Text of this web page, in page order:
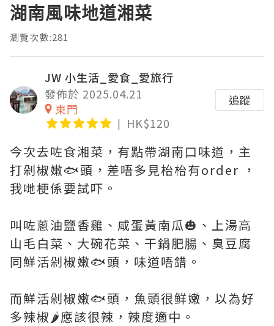
湖南風味地道湘菜
瀏覽次數:281
JW 小生活_愛食_愛旅行
發佈於 2025.04.21
東門
HK$120
追蹤
今次去咗食湘菜，有點帶湖南口味道，主
打剁椒嫩🐟頭，差唔多見枱枱有order ，
我哋梗係要試吓。
叫咗蔥油鹽香雞、咸蛋黃南瓜🎃、上湯高
山毛白菜、大碗花菜、干鍋肥腸、臭豆腐
同鮮活剁椒嫩🐟頭，味道唔錯。
而鮮活剁椒嫩🐟頭，魚頭很鲜嫩，以為好
多辣椒🌶️應該很辣，辣度適中。